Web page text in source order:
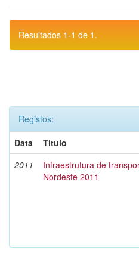
Resultados 1-1 de 1.
Registos:
Data
Título
2011
Infraestrutura de
Nordeste 2011